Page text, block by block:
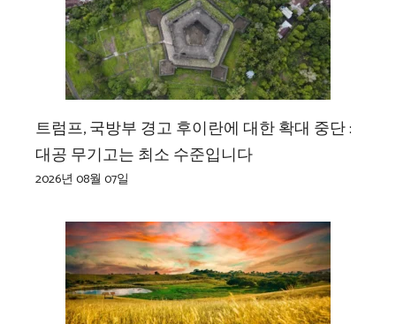
트럼프, 국방부 경고 후이란에 대한 확대 중단 :
대공 무기고는 최소 수준입니다
2026년 08월 07일